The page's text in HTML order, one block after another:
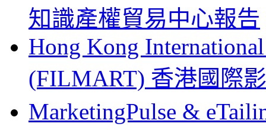
知識產權貿易中心報告
Hong Kong
(FILMART) 香港國際
MarketingPulse &